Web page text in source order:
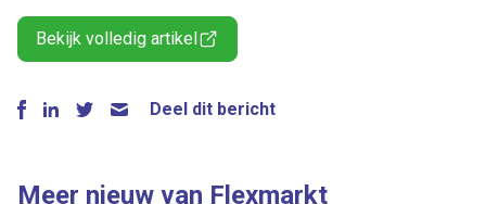
Bekijk volledig artikel
Deel dit bericht
Meer nieuw van Flexmarkt